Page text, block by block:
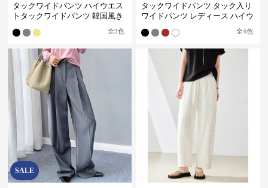
タックワイドパンツ ハイウエス
トタックワイドパンツ 韓国風き
全3色
タックワイドパンツ タック入り
ワイドパンツ レディース ハイウ
全4色
SALE